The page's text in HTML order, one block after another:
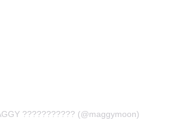
??????????? (@maggymoon)